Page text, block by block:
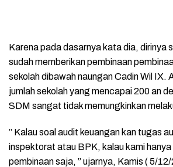
Karena pada dasarnya kata dia, dirinya
sudah memberikan pembinaan
sekolah dibawah naungan Cadin Wil IX.
jumlah sekolah yang mencapai 200 an
SDM sangat tidak memungkinkan
” Kalau soal audit keuangan kan tugas
inspektorat atau BPK, kalau kami
pembinaan saja, ” ujarnya, Kamis ( 5/